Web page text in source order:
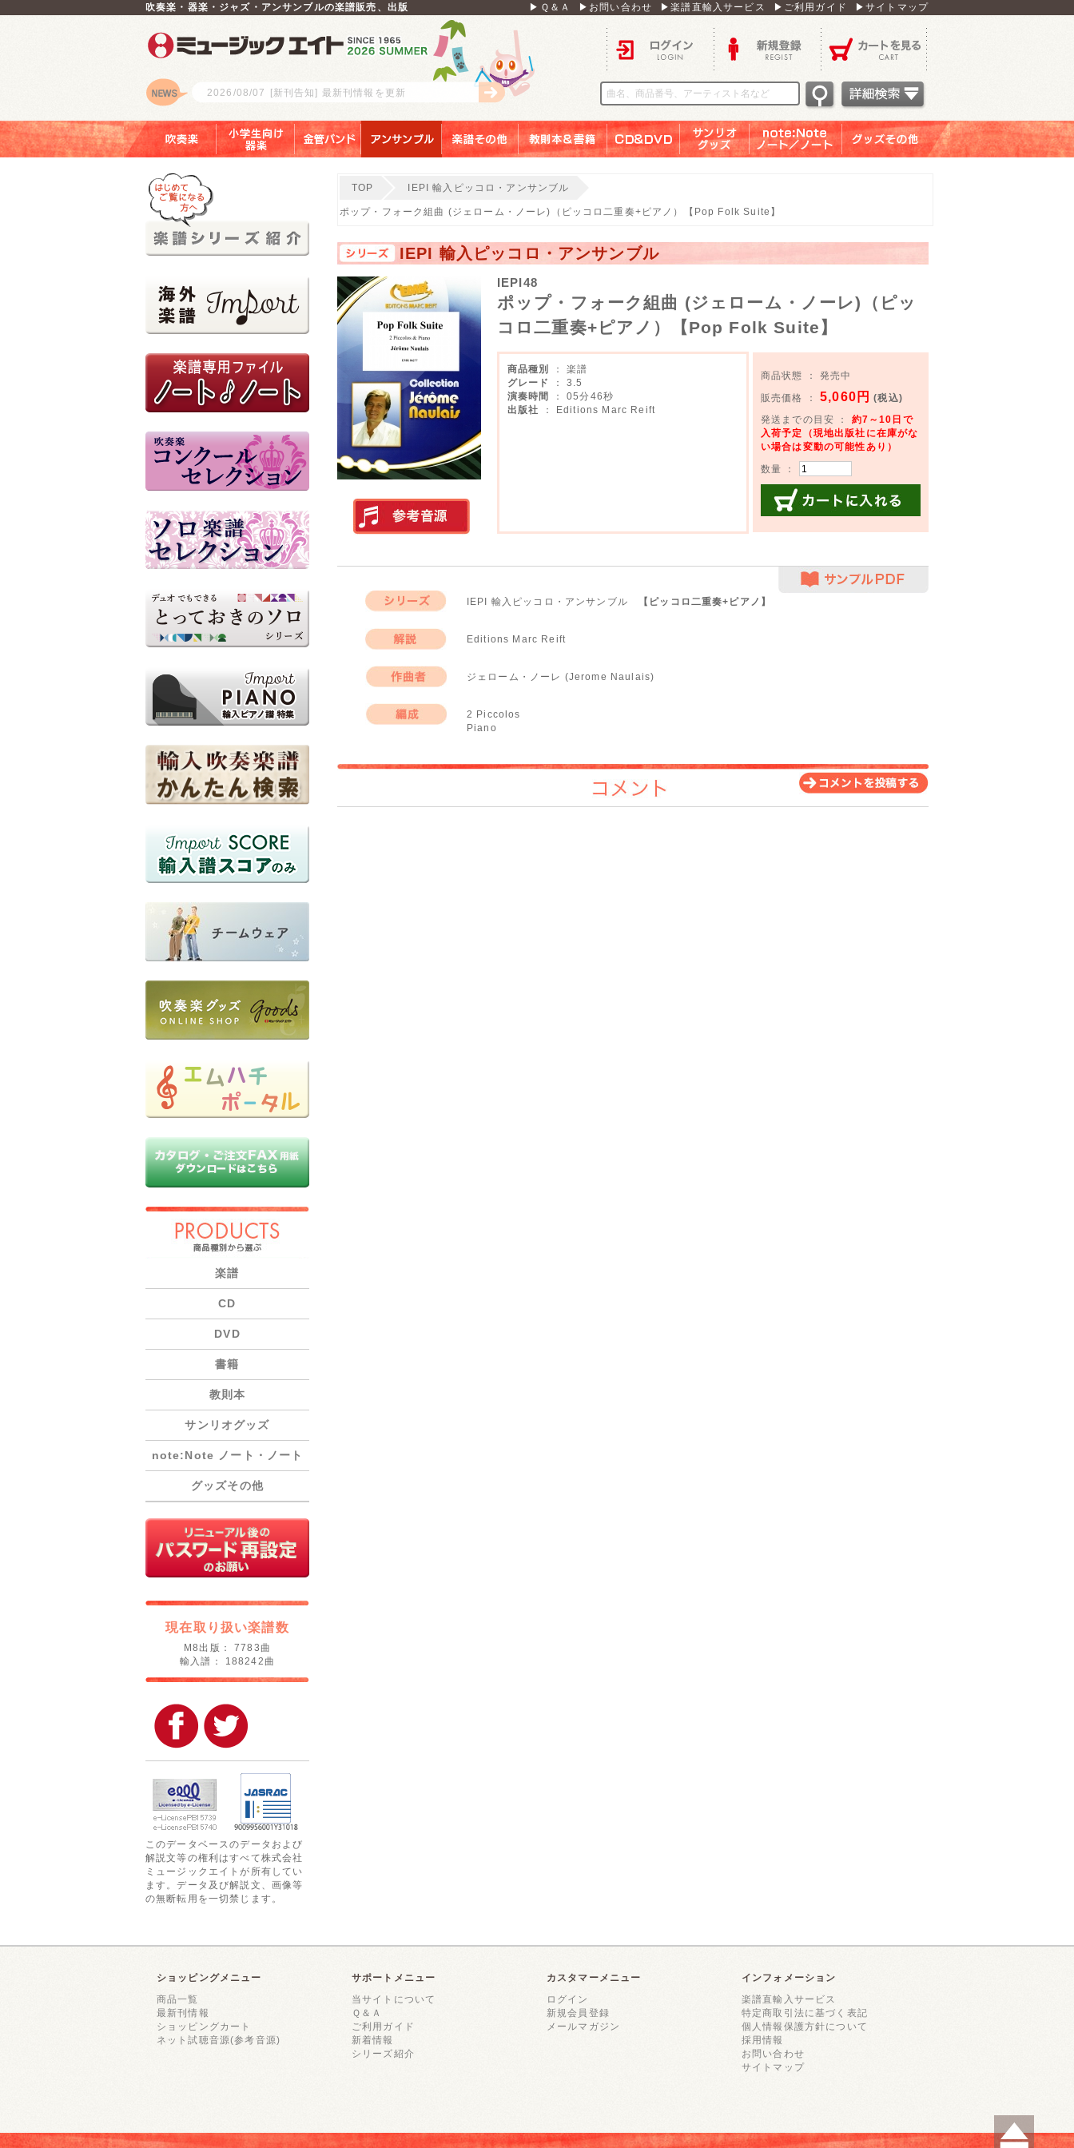
吹奏楽・器楽・ジャズ・アンサンブルの楽譜販売、出版 ▶Ｑ＆Ａ ▶お問い合わせ ▶楽譜直輸入サービス ▶ご利用ガイド ▶サイトマップ
ロゴ
2026/08/07 [新刊告知] 最新刊情報を更新
楽譜
CD
DVD
書籍
教則本
サンリオグッズ
note:Note ノート・ノート
グッズその他
現在取り扱い楽譜数
M8出版： 7783曲
輸入譜： 188242曲
このデータベースのデータおよび
解説文等の権利はすべて株式会社
ミュージックエイトが所有してい
ます。データ及び解説文、画像等
の無断転用を一切禁じます。
TOP IEPI 輸入ピッコロ・アンサンブル
ポップ・フォーク組曲 (ジェローム・ノーレ)（ピッコロ二重奏+ピアノ）【Pop Folk Suite】
IEPI 輸入ピッコロ・アンサンブル
参考音源（外部リンク）
IEPI48
ポップ・フォーク組曲 (ジェローム・ノーレ)（ピッ
コロ二重奏+ピアノ）【Pop Folk Suite】
商品種別
： 楽譜
グレード
： 3.5
演奏時間
： 05分46秒
出版社
： Editions Marc Reift
商品状態 ： 発売中
販売価格 ：5,060円 (税込)
発送までの目安 ： 約7～10日で
入荷予定（現地出版社に在庫がな
い場合は変動の可能性あり）
数量 ：
IEPI 輸入ピッコロ・アンサンブル 【ピッコロ二重奏+ピアノ】
Editions Marc Reift
ジェローム・ノーレ (Jerome Naulais)
2 Piccolos
Piano
コメント
ショッピングメニュー
商品一覧
最新刊情報
ショッピングカート
ネット試聴音源(参考音源)
サポートメニュー
当サイトについて
Ｑ＆Ａ
ご利用ガイド
新着情報
シリーズ紹介
カスタマーメニュー
ログイン
新規会員登録
メールマガジン
インフォメーション
楽譜直輸入サービス
特定商取引法に基づく表記
個人情報保護方針について
採用情報
お問い合わせ
サイトマップ